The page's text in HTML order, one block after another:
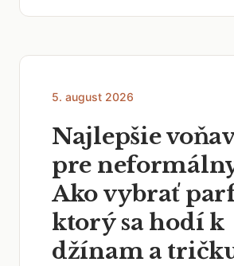
5. august 2026
Najlepšie
pre
Ako vybrať
ktorý sa hodí k
džínam a